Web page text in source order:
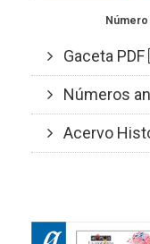
Número
Gaceta PDF
Números
Acervo